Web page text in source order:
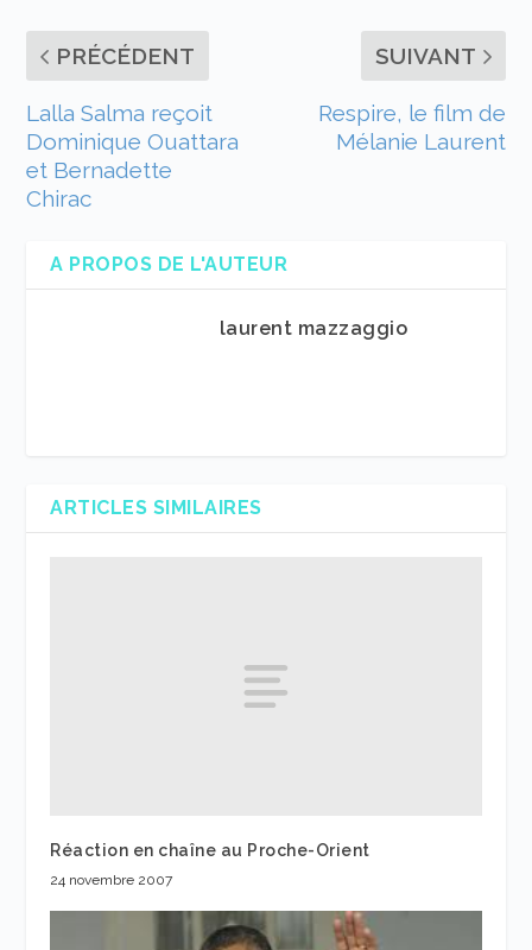
PRÉCÉDENT
Lalla Salma reçoit
Dominique Ouattara
et Bernadette
Chirac
SUIVANT
Respire, le film de
Mélanie Laurent
A PROPOS DE L'AUTEUR
laurent mazzaggio
ARTICLES SIMILAIRES
Réaction en chaîne au Proche-Orient
24 novembre 2007